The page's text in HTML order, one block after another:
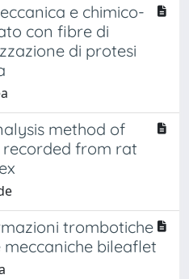
e chimico-
con fibre di
di protesi
method of
from rat
trombotiche
bileaflet